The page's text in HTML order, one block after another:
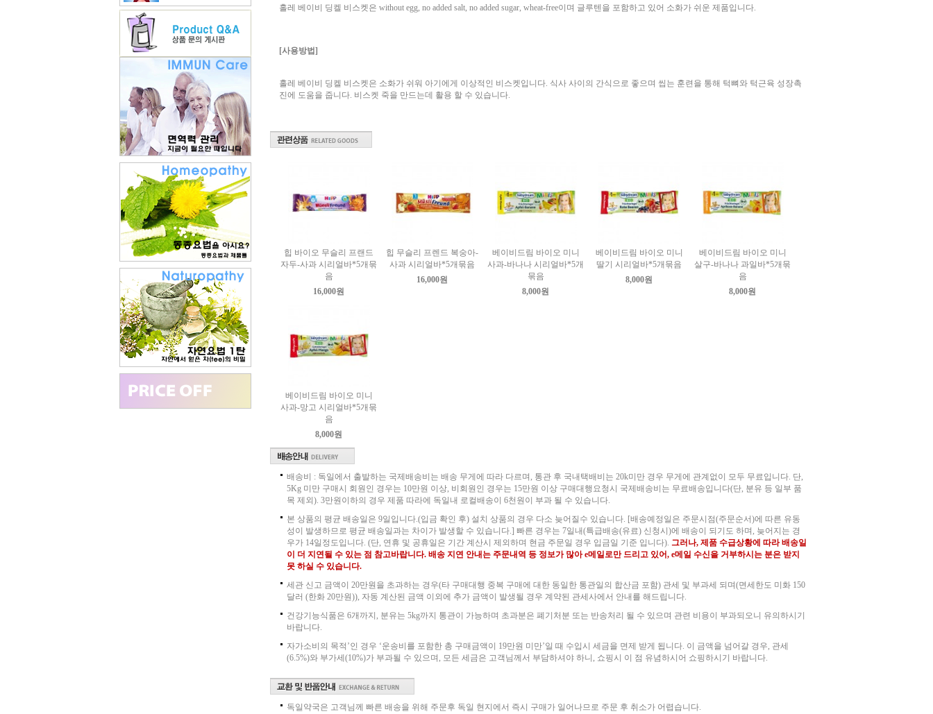
홀레 베이비 딩켈 비스켓은 without egg, no added salt, no added sugar, wheat-free이며 글루텐을 포함하고 있어 소화가 쉬운 제품입니다.
[사용방법]
홀레 베이비 딩켈 비스켓은 소화가 쉬워 아기에게 이상적인 비스켓입니다. 식사 사이의 간식으로 좋으며 씹는 훈련을 통해 턱뼈와 턱근육 성장촉
진에 도움을 줍니다. 비스켓 죽을 만드는데 활용 할 수 있습니다.
힙 바이오 무슬리 프랜드
자두-사과 시리얼바*5개묶
음
16,000원
힙 무슬리 프렌드 복숭아-
사과 시리얼바*5개묶음
16,000원
베이비드림 바이오 미니
사과-바나나 시리얼바*5개
묶음
8,000원
베이비드림 바이오 미니
딸기 시리얼바*5개묶음
8,000원
베이비드림 바이오 미니
살구-바나나 과일바*5개묶
음
8,000원
베이비드림 바이오 미니
사과-망고 시리얼바*5개묶
음
8,000원
배송비 : 독일에서 출발하는 국제배송비는 배송 무게에 따라 다르며, 통관 후 국내택배비는 20k미만 경우 무게에 관계없이 모두 무료입니다. 단,
5Kg 미만 구매시 회원인 경우는 10만원 이상, 비회원인 경우는 15만원 이상 구매대행요청시 국제배송비는 무료배송입니다(단, 분유 등 일부 품
목 제외). 3만원이하의 경우 제품 따라에 독일내 로컬배송이 6천원이 부과 될 수 있습니다.
본 상품의 평균 배송일은 9일입니다.(입금 확인 후) 설치 상품의 경우 다소 늦어질수 있습니다. [배송예정일은 주문시점(주문순서)에 따른 유동
성이 발생하므로 평균 배송일과는 차이가 발생할 수 있습니다.] 빠른 경우는 7일내(특급배송(유료) 신청시)에 배송이 되기도 하며, 늦어지는 경
우가 14일정도입니다. (단, 연휴 및 공휴일은 기간 계산시 제외하며 현금 주문일 경우 입금일 기준 입니다). 그러나, 제품 수급상황에 따라 배송일
이 더 지연될 수 있는 점 참고바랍니다. 배송 지연 안내는 주문내역 등 정보가 많아 e메일로만 드리고 있어, e메일 수신을 거부하시는 분은 받지
못 하실 수 있습니다.
세관 신고 금액이 20만원을 초과하는 경우(타 구매대행 중복 구매에 대한 동일한 통관일의 합산금 포함) 관세 및 부과세 되며(면세한도 미화 150
달러 (한화 20만원)), 자동 계산된 금액 이외에 추가 금액이 발생될 경우 계약된 관세사에서 안내를 해드립니다.
건강기능식품은 6개까지, 분유는 5kg까지 통관이 가능하며 초과분은 폐기처분 또는 반송처리 될 수 있으며 관련 비용이 부과되오니 유의하시기
바랍니다.
자가소비의 목적’인 경우 ‘운송비를 포함한 총 구매금액이 19만원 미만’일 때 수입시 세금을 면제 받게 됩니다. 이 금액을 넘어갈 경우, 관세
(6.5%)와 부가세(10%)가 부과될 수 있으며, 모든 세금은 고객님께서 부담하셔야 하니, 쇼핑시 이 점 유념하시어 쇼핑하시기 바랍니다.
독일약국은 고객님께 빠른 배송을 위해 주문후 독일 현지에서 즉시 구매가 일어나므로 주문 후 취소가 어렵습니다.